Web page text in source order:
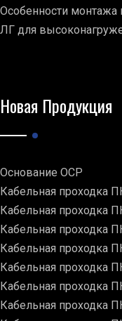
Особенности монтажа
ЛГ для
Новая Продукция
Основание ОСР
Кабельная проходка
Кабельная проходка
Кабельная проходка
Кабельная проходка
Кабельная проходка
Кабельная проходка
Кабельная проходка